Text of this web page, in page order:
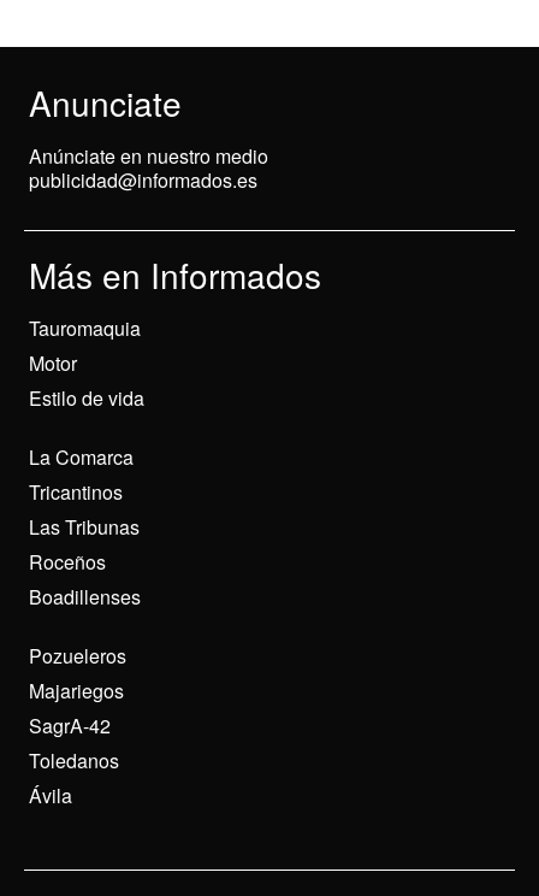
Anunciate
Anúnciate en nuestro medio
publicidad@informados.es
Más en Informados
Tauromaquia
Motor
Estilo de vida
La Comarca
Tricantinos
Las Tribunas
Roceños
Boadillenses
Pozueleros
Majariegos
SagrA-42
Toledanos
Ávila